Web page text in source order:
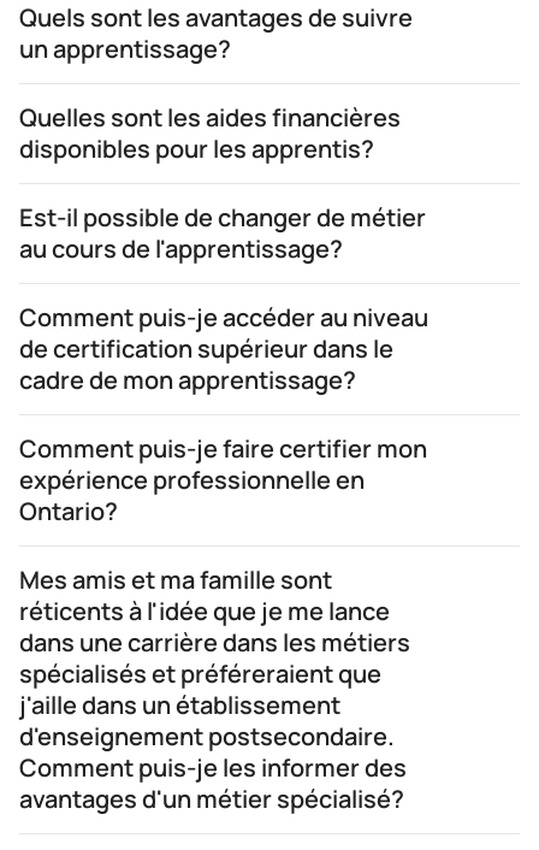
Quels sont les avantages de suivre
un apprentissage?
Quelles sont les aides financières
disponibles pour les apprentis?
Est-il possible de changer de métier
au cours de l'apprentissage?
Comment puis-je accéder au niveau
de certification supérieur dans le
cadre de mon apprentissage?
Comment puis-je faire certifier mon
expérience professionnelle en
Ontario?
Mes amis et ma famille sont
réticents à l'idée que je me lance
dans une carrière dans les métiers
spécialisés et préféreraient que
j'aille dans un établissement
d'enseignement postsecondaire.
Comment puis-je les informer des
avantages d'un métier spécialisé?